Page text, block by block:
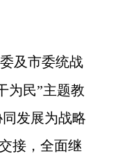
及市委统战
为民”主题教
发展为战略
接，全面继